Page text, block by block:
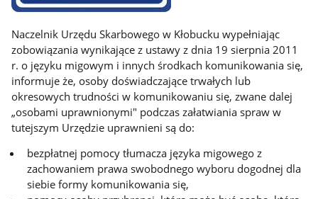
Naczelnik Urzędu Skarbowego w Kłobucku wypełniając
zobowiązania wynikające z ustawy z dnia 19 sierpnia 2011
r. o języku migowym i innych środkach komunikowania się,
informuje że, osoby doświadczające trwałych lub
okresowych trudności w komunikowaniu się, zwane dalej
„osobami uprawnionymi" podczas załatwiania spraw w
tutejszym Urzędzie uprawnieni są do:
bezpłatnej pomocy tłumacza języka migowego z
zachowaniem prawa swobodnego wyboru dogodnej dla
siebie formy komunikowania się,